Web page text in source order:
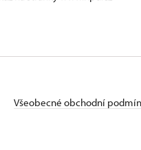
Všeobecné obchodní